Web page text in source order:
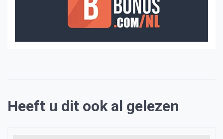
Heeft u dit ook al gelezen